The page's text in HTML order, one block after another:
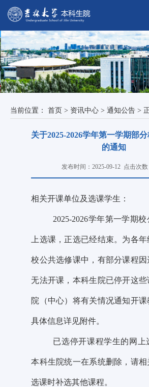
当前位置： 首页 > 资讯中心 > 通知公告 >
关于2025-2026学年第一学期部
的通知
发布时间：2025-09-12 点击次数
相关开课单位及选课学生：
2025-2026学年第一学期
上选课，正选已经结束。为各
校公共选修课中，有部分课程因
无法开课，本科生院已停开这
院（中心）将有关情况通知开课
具体信息详见附件。
已选停开课程学生的网上
本科生院统一在系统删除，请
选课时补选其他课程。